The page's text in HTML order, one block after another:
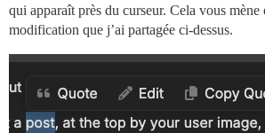
qui apparaît près du curseur. Cela vous mène
modification que j’ai partagée ci-dessus.